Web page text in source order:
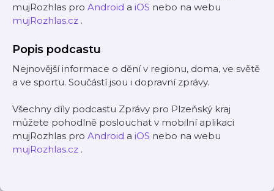
mujRozhlas pro Android a iOS nebo na webu
mujRozhlas.cz .
Popis podcastu
Nejnovější informace o dění v regionu, doma, ve světě
a ve sportu. Součástí jsou i dopravní zprávy.
Všechny díly podcastu Zprávy pro Plzeňský kraj
můžete pohodlně poslouchat v mobilní aplikaci
mujRozhlas pro Android a iOS nebo na webu
mujRozhlas.cz .